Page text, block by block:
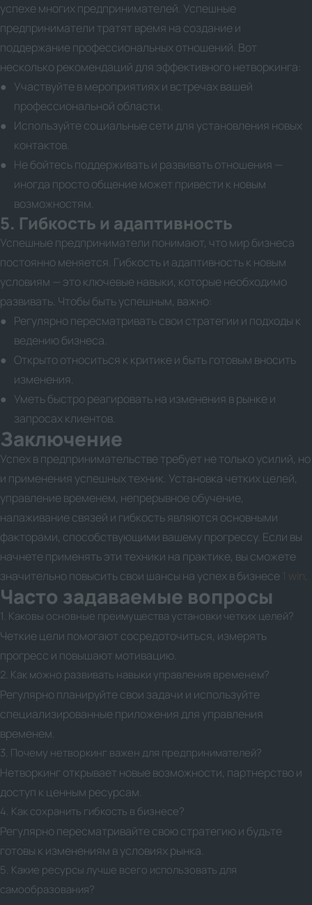
успехе многих предпринимателей. Успешные
предприниматели тратят время на создание и
поддержание профессиональных отношений. Вот
несколько рекомендаций для эффективного нетворкинга:
Участвуйте в мероприятиях и встречах вашей
профессиональной области.
Используйте социальные сети для установления новых
контактов.
Не бойтесь поддерживать и развивать отношения —
иногда просто общение может привести к новым
возможностям.
5. Гибкость и адаптивность
Успешные предприниматели понимают, что мир бизнеса
постоянно меняется. Гибкость и адаптивность к новым
условиям — это ключевые навыки, которые необходимо
развивать. Чтобы быть успешным, важно:
Регулярно пересматривать свои стратегии и подходы к
ведению бизнеса.
Открыто относиться к критике и быть готовым вносить
изменения.
Уметь быстро реагировать на изменения в рынке и
запросах клиентов.
Заключение
Успех в предпринимательстве требует не только усилий, но
и применения успешных техник. Установка четких целей,
управление временем, непрерывное обучение,
налаживание связей и гибкость являются основными
факторами, способствующими вашему прогрессу. Если вы
начнете применять эти техники на практике, вы сможете
значительно повысить свои шансы на успех в бизнесе 1 win.
Часто задаваемые вопросы
1. Каковы основные преимущества установки четких целей?
Четкие цели помогают сосредоточиться, измерять
прогресс и повышают мотивацию.
2. Как можно развивать навыки управления временем?
Регулярно планируйте свои задачи и используйте
специализированные приложения для управления
временем.
3. Почему нетворкинг важен для предпринимателей?
Нетворкинг открывает новые возможности, партнерство и
доступ к ценным ресурсам.
4. Как сохранить гибкость в бизнесе?
Регулярно пересматривайте свою стратегию и будьте
готовы к изменениям в условиях рынка.
5. Какие ресурсы лучше всего использовать для
самообразования?